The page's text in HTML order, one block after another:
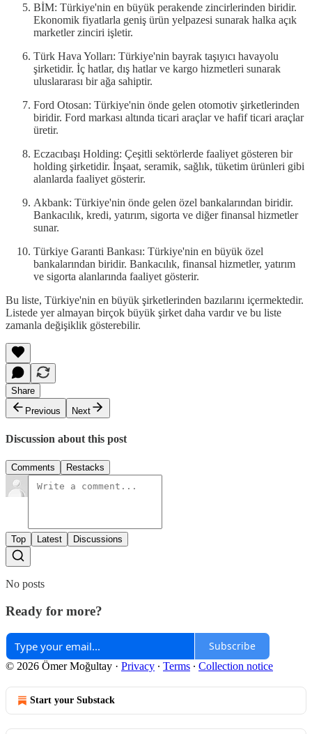
BİM: Türkiye'nin en büyük perakende zincirlerinden biridir.
Ekonomik fiyatlarla geniş ürün yelpazesi sunarak halka açık
marketler zinciri işletir.
Türk Hava Yolları: Türkiye'nin bayrak taşıyıcı havayolu
şirketidir. İç hatlar, dış hatlar ve kargo hizmetleri sunarak
uluslararası bir ağa sahiptir.
Ford Otosan: Türkiye'nin önde gelen otomotiv şirketlerinden
biridir. Ford markası altında ticari araçlar ve hafif ticari araçlar
üretir.
Eczacıbaşı Holding: Çeşitli sektörlerde faaliyet gösteren bir
holding şirketidir. İnşaat, seramik, sağlık, tüketim ürünleri gibi
alanlarda faaliyet gösterir.
Akbank: Türkiye'nin önde gelen özel bankalarından biridir.
Bankacılık, kredi, yatırım, sigorta ve diğer finansal hizmetler
sunar.
Türkiye Garanti Bankası: Türkiye'nin en büyük özel
bankalarından biridir. Bankacılık, finansal hizmetler, yatırım
ve sigorta alanlarında faaliyet gösterir.
Bu liste, Türkiye'nin en büyük şirketlerinden bazılarını içermektedir.
Listede yer almayan birçok büyük şirket daha vardır ve bu liste
zamanla değişiklik gösterebilir.
Share
Previous
Next
Discussion about this post
Comments Restacks
Top Latest Discussions
No posts
Ready for more?
Subscribe
© 2026 Ömer Moğultay · Privacy ∙ Terms ∙ Collection notice
Start your Substack